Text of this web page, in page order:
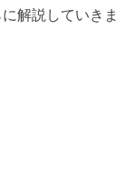
解説していきま